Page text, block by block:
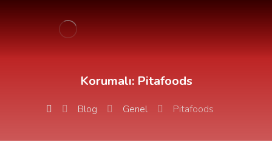
Korumalı: Pitafoods
Blog Genel Pitafoods